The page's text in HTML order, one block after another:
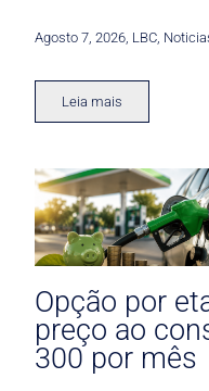
Agosto 7, 2026 LBC
Leia mais
Opção por
preço ao
300 por mês